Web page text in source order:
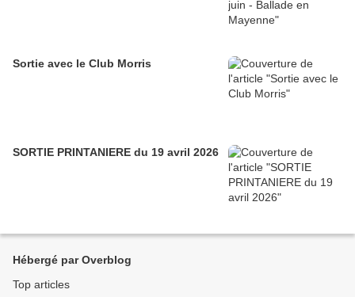
Sortie avec le Club Morris
SORTIE PRINTANIERE du 19 avril 2026
Hébergé par Overblog
Top articles